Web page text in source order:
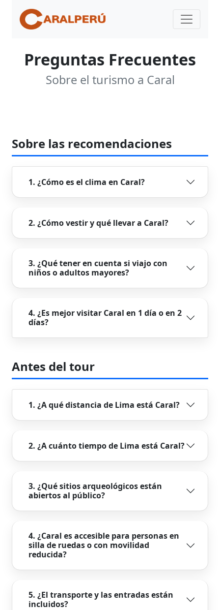
Preguntas Frecuentes
Sobre el turismo a Caral
Sobre las recomendaciones
1. ¿Cómo es el clima en Caral?
2. ¿Cómo vestir y qué llevar a Caral?
3. ¿Qué tener en cuenta si viajo con
niños o adultos mayores?
4. ¿Es mejor visitar Caral en 1 día o en 2
días?
Antes del tour
1. ¿A qué distancia de Lima está Caral?
2. ¿A cuánto tiempo de Lima está Caral?
3. ¿Qué sitios arqueológicos están
abiertos al público?
4. ¿Caral es accesible para personas en
silla de ruedas o con movilidad
reducida?
5. ¿El transporte y las entradas están
incluidos?